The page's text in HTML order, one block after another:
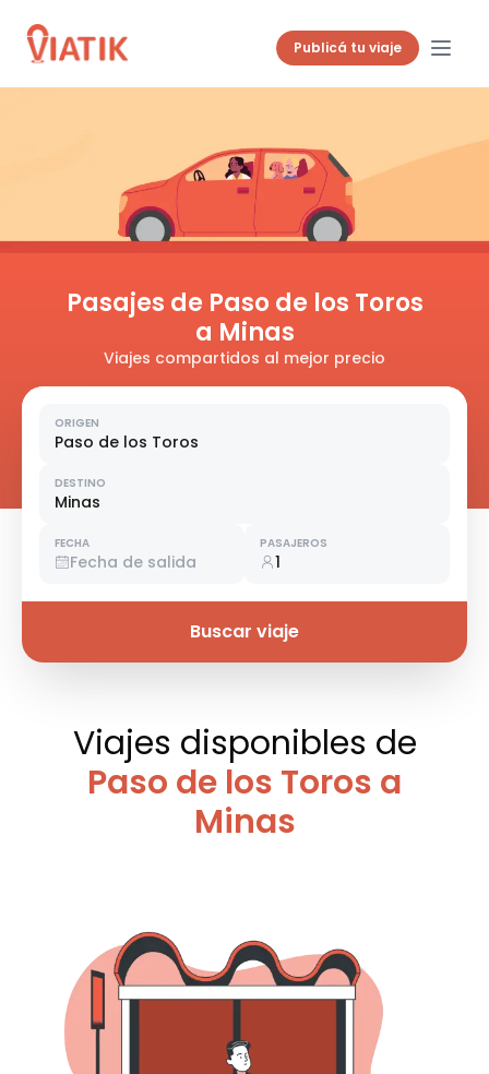
Publicá tu viaje
Pasajes de Paso de los Toros
a Minas
Viajes compartidos al mejor precio
ORIGEN
Paso de los Toros
DESTINO
Minas
FECHA
Fecha de salida
PASAJEROS
1
Buscar viaje
Viajes disponibles de
Paso de los Toros a
Minas